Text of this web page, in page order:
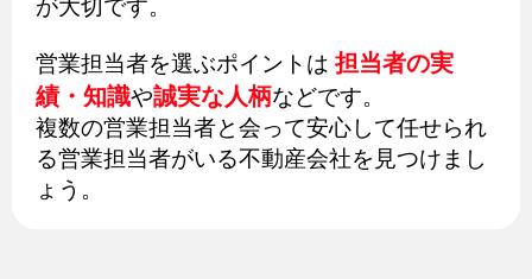
が大切です。
営業担当者を選ぶポイントは 担当者の実
績・知識や誠実な人柄などです。
複数の営業担当者と会って安心して任せられ
る営業担当者がいる不動産会社を見つけまし
ょう。